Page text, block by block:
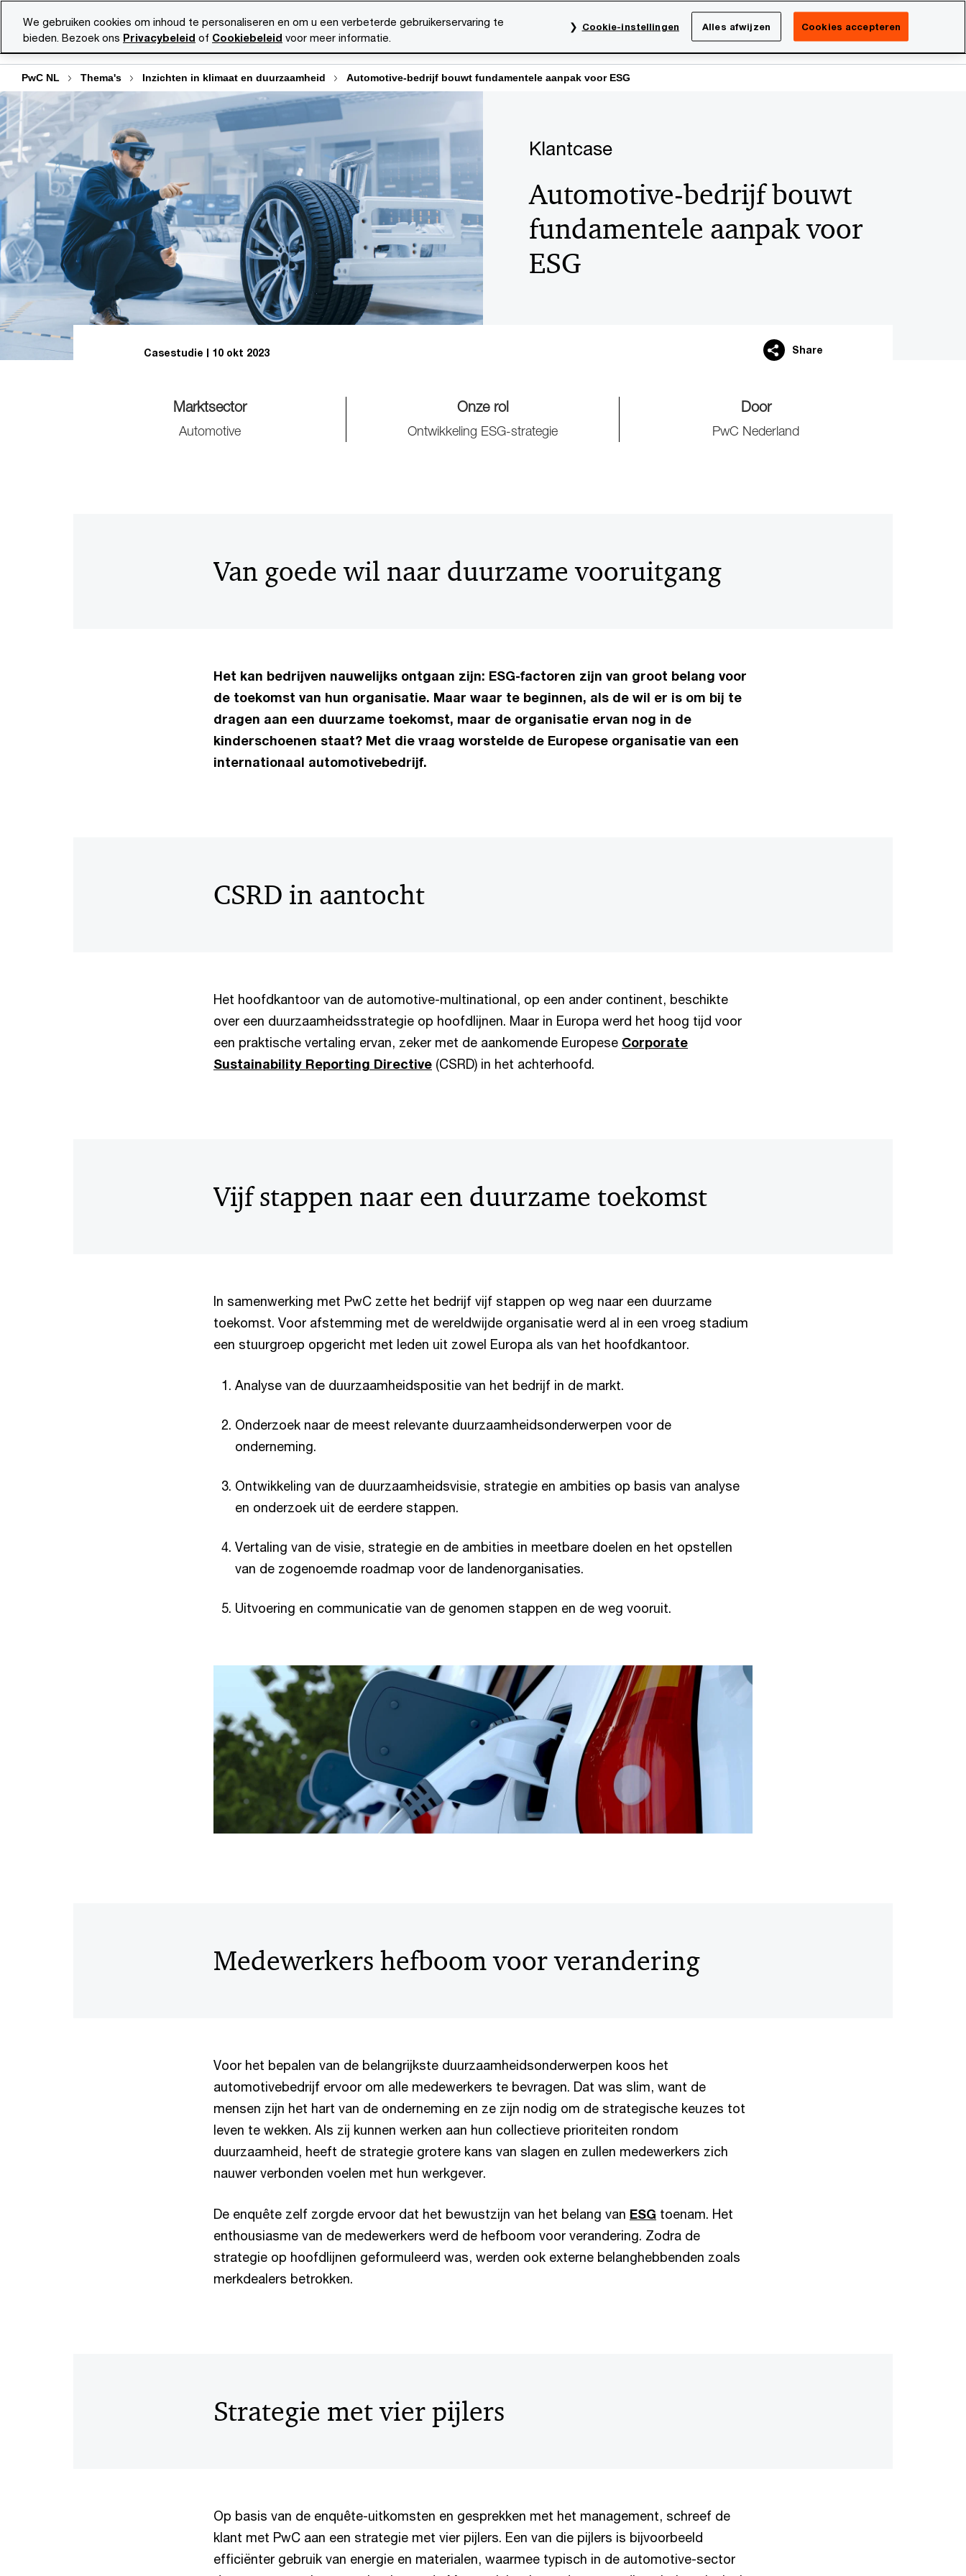
Diensten Marktsectoren Carrière
Netherlands
Search
PwC NL Thema's Inzichten in klimaat en duurzaamheid Automotive-bedrijf bouwt fundamentele aanpak voor ESG
Klantcase
Automotive-bedrijf bouwt
fundamentele aanpak voor
ESG
Casestudie 10 okt 2023 Share
Marktsector
Automotive
Onze rol
Ontwikkeling ESG-strategie
Door
PwC Nederland
Van goede wil naar duurzame vooruitgang
Het kan bedrijven nauwelijks ontgaan zijn: ESG-factoren zijn van groot belang voor
de toekomst van hun organisatie. Maar waar te beginnen, als de wil er is om bij te
dragen aan een duurzame toekomst, maar de organisatie ervan nog in de
kinderschoenen staat? Met die vraag worstelde de Europese organisatie van een
internationaal automotivebedrijf.
CSRD in aantocht
Het hoofdkantoor van de automotive-multinational, op een ander continent, beschikte
over een duurzaamheidsstrategie op hoofdlijnen. Maar in Europa werd het hoog tijd voor
een praktische vertaling ervan, zeker met de aankomende Europese Corporate
Sustainability Reporting Directive (CSRD) in het achterhoofd.
Vijf stappen naar een duurzame toekomst
In samenwerking met PwC zette het bedrijf vijf stappen op weg naar een duurzame
toekomst. Voor afstemming met de wereldwijde organisatie werd al in een vroeg stadium
een stuurgroep opgericht met leden uit zowel Europa als van het hoofdkantoor.
Analyse van de duurzaamheidspositie van het bedrijf in de markt.
Onderzoek naar de meest relevante duurzaamheidsonderwerpen voor de
onderneming.
Ontwikkeling van de duurzaamheidsvisie, strategie en ambities op basis van analyse
en onderzoek uit de eerdere stappen.
Vertaling van de visie, strategie en de ambities in meetbare doelen en het opstellen
van de zogenoemde roadmap voor de landenorganisaties.
Uitvoering en communicatie van de genomen stappen en de weg vooruit.
Medewerkers hefboom voor verandering
Voor het bepalen van de belangrijkste duurzaamheidsonderwerpen koos het
automotivebedrijf ervoor om alle medewerkers te bevragen. Dat was slim, want de
mensen zijn het hart van de onderneming en ze zijn nodig om de strategische keuzes tot
leven te wekken. Als zij kunnen werken aan hun collectieve prioriteiten rondom
duurzaamheid, heeft de strategie grotere kans van slagen en zullen medewerkers zich
nauwer verbonden voelen met hun werkgever.
De enquête zelf zorgde ervoor dat het bewustzijn van het belang van ESG toenam. Het
enthousiasme van de medewerkers werd de hefboom voor verandering. Zodra de
strategie op hoofdlijnen geformuleerd was, werden ook externe belanghebbenden zoals
merkdealers betrokken.
Strategie met vier pijlers
Op basis van de enquête-uitkomsten en gesprekken met het management, schreef de
klant met PwC aan een strategie met vier pijlers. Een van die pijlers is bijvoorbeeld
efficiënter gebruik van energie en materialen, waarmee typisch in de automotive-sector
We gebruiken cookies om inhoud te personaliseren en om u een verbeterde gebruikerservaring te
bieden. Bezoek ons Privacybeleid of Cookiebeleid voor meer informatie.
Cookie-instellingen Alles afwijzen Cookies accepteren